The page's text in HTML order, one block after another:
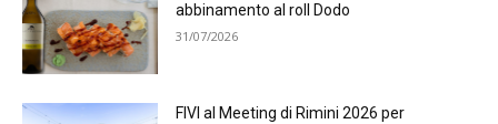
abbinamento al roll Dodo
31/07/2026
FIVI al Meeting di Rimini 2026 per